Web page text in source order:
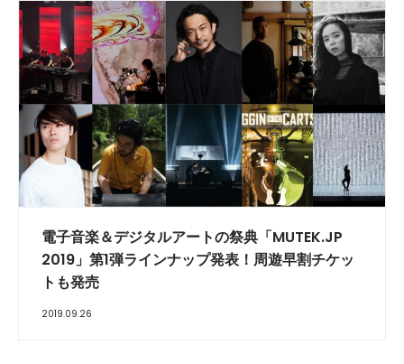
電子音楽＆デジタルアートの祭典「MUTEK.JP
2019」第1弾ラインナップ発表！周遊早割チケッ
トも発売
2019.09.26